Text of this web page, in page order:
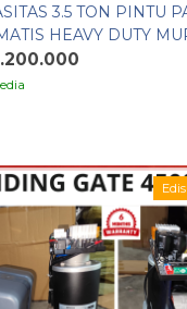
3.5 TON PINTU
HEAVY DUTY